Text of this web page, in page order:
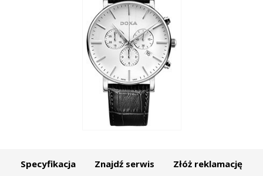
Specyfikacja Znajdź serwis Złóż reklamację